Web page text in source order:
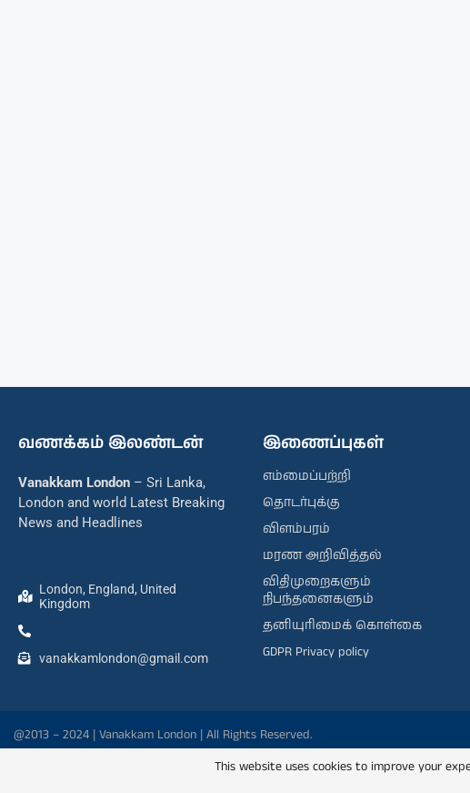
வணக்கம் இலண்டன்
Vanakkam London – Sri Lanka,
London and world Latest Breaking
News and Headlines
London, England, United
Kingdom
vanakkamlondon@gmail.com
இணைப்புகள்
எம்மைப்பற்றி
தொடர்புக்கு
விளம்பரம்
மரண அறிவித்தல்
விதிமுறைகளும்
நிபந்தனைகளும்
தனியுரிமைக் கொள்கை
GDPR Privacy policy
@2013 – 2024 | Vanakkam London | All Rights Reserved.
This website uses cookies to improve your